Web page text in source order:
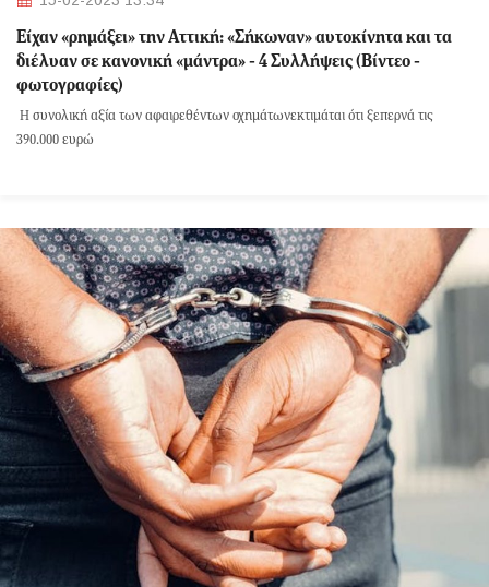
Είχαν «ρημάξει» την Αττική: «Σήκωναν» αυτοκίνητα και τα
διέλυαν σε κανονική «μάντρα» - 4 Συλλήψεις (Βίντεο -
φωτογραφίες)
Η συνολική αξία των αφαιρεθέντων οχημάτωνεκτιμάται ότι ξεπερνά τις
390.000 ευρώ